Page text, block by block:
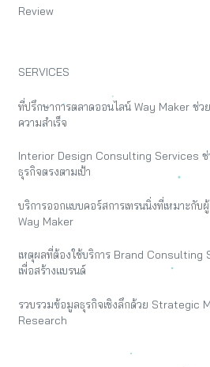
Review
SERVICES
ที่ปรึกษาการตลาดออนไลน์ Way Maker ช่ว
ความสำเร็จ
Interior Design Consulting Services ช่
ธุรกิจตรงตามเป้า
บริการออกแบบคอร์สการเทรนนิ่งที่เหมาะกับผู้
Way Maker
เหตุผลที่ต้องใช้บริการ Brand Consulting
เพื่อสร้างแบรนด์
รวบรวมข้อมูลธุรกิจเชิงลึกด้วย Strategic
Research